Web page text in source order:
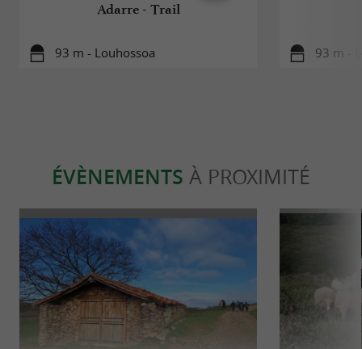
Adarre - Trail
93 m - Louhossoa 93 m -
ÉVÈNEMENTS À PROXIMITÉ